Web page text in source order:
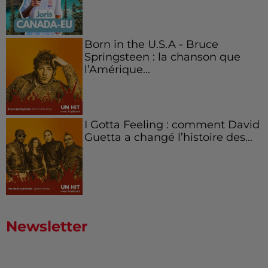
Born in the U.S.A - Bruce
Springsteen : la chanson que
l’Amérique...
I Gotta Feeling : comment David
Guetta a changé l’histoire des...
Newsletter